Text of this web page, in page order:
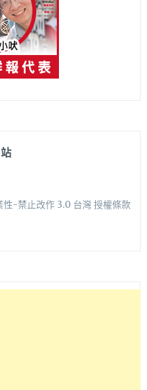
-禁止改作 3.0 台灣 授權條款